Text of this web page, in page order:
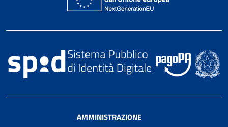
AMMINISTRAZIONE